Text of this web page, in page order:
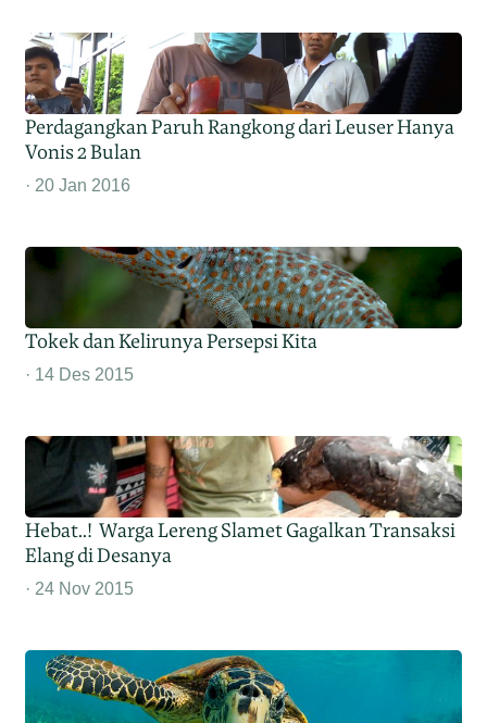
Perdagangkan Paruh Rangkong dari Leuser Hanya
Vonis 2 Bulan
20 Jan 2016
Tokek dan Kelirunya Persepsi Kita
14 Des 2015
Hebat..! Warga Lereng Slamet Gagalkan Transaksi
Elang di Desanya
24 Nov 2015